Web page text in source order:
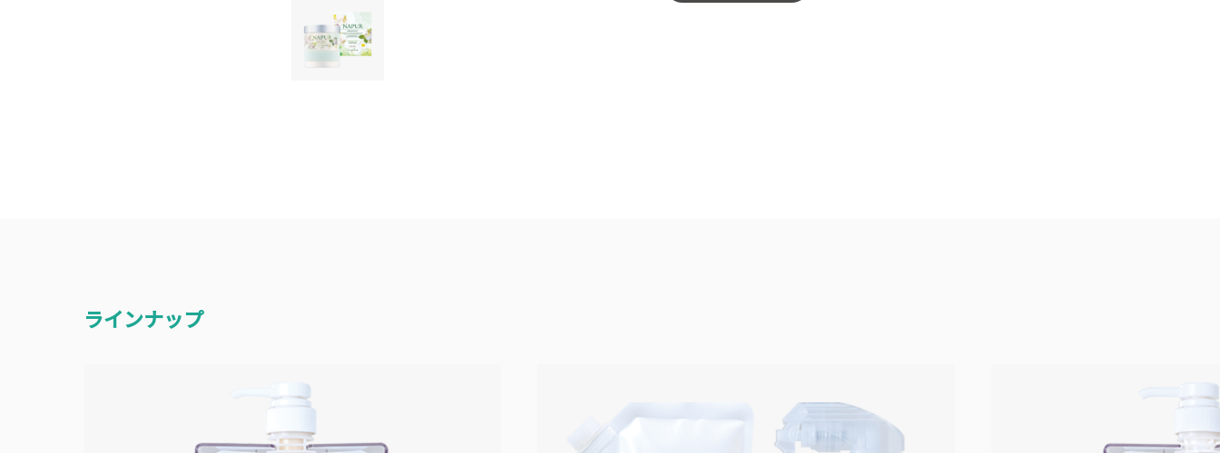
ラインナップ